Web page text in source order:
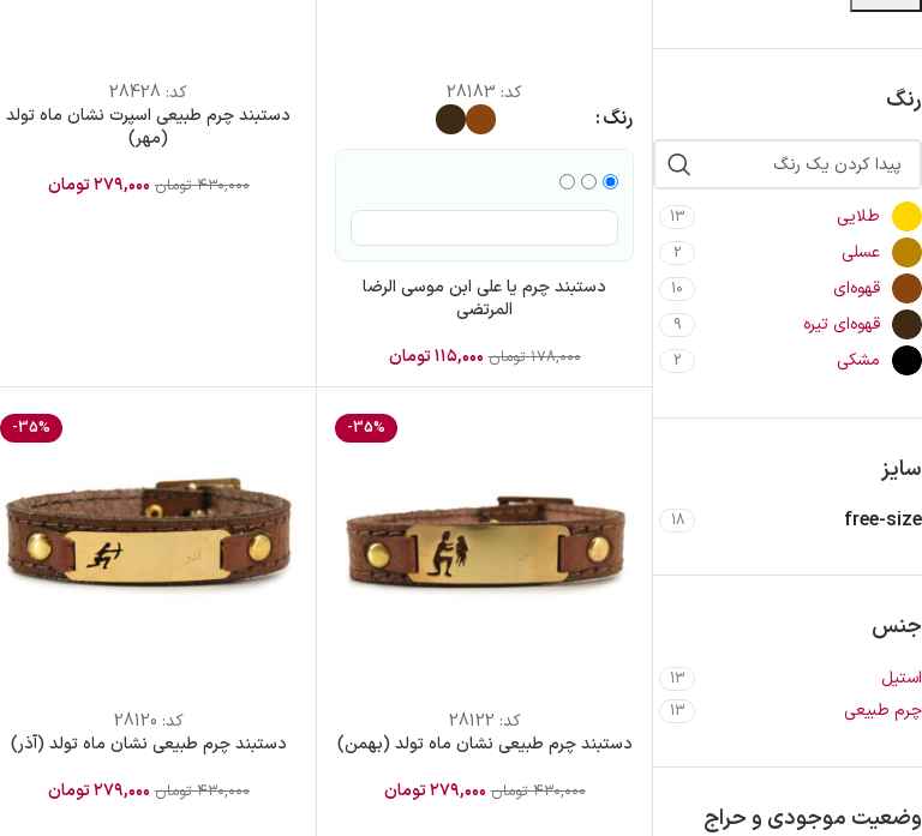
رنگ
طلایی 13
عسلی 2
قهوه‌ای 10
قهوه‌ای تیره 9
مشکی 2
سایز
free-size
18
جنس
استیل 13
چرم طبیعی 13
وضعیت موجودی و حراج
کد: 28183
رنگ
دستبند چرم یا علی ابن موسی الرضا
المرتضی
۱۷۸,۰۰۰ تومان ۱۱۵,۰۰۰تومان
کد: 28428
دستبند چرم طبیعی اسپرت نشان ماه تولد
(مهر)
۴۳۰,۰۰۰ تومان ۲۷۹,۰۰۰تومان
-35%
کد: 28122
دستبند چرم طبیعی نشان ماه تولد (بهمن)
۴۳۰,۰۰۰ تومان ۲۷۹,۰۰۰تومان
-35%
کد: 28120
دستبند چرم طبیعی نشان ماه تولد (آذر)
۴۳۰,۰۰۰ تومان ۲۷۹,۰۰۰تومان